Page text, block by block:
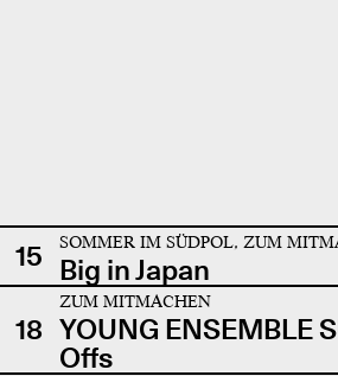
15 SOMMER IM SÜDPOL, ZUM
Big in Japan
18
ZUM MITMACHEN
YOUNG ENSEMBLE
Offs